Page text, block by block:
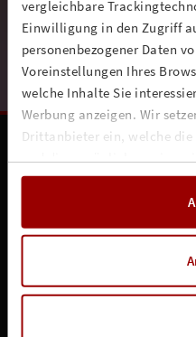
vergleichbare
Einwilligung in den Zugriff
personenbezogener Daten
Voreinstellungen Ihres
welche Inhalte Sie
Werbung anzeigen. Wir
Drittanbieter ein, welche die
führen. Weitere
insbesondere zu Ihren